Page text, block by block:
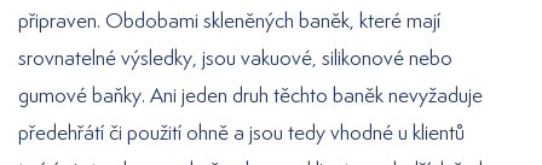
připraven. Obdobami skleněných baněk, které mají
srovnatelné výsledky, jsou vakuové, silikonové nebo
gumové baňky. Ani jeden druh těchto baněk nevyžaduje
předehřátí či použití ohně a jsou tedy vhodné u klientů